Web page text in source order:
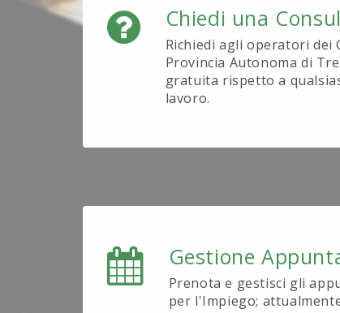
Chiedi una
Richiedi agli operatori dei
Provincia Autonoma di
gratuita rispetto a
lavoro.
Gestione
Prenota e gestisci gli
per l'Impiego;